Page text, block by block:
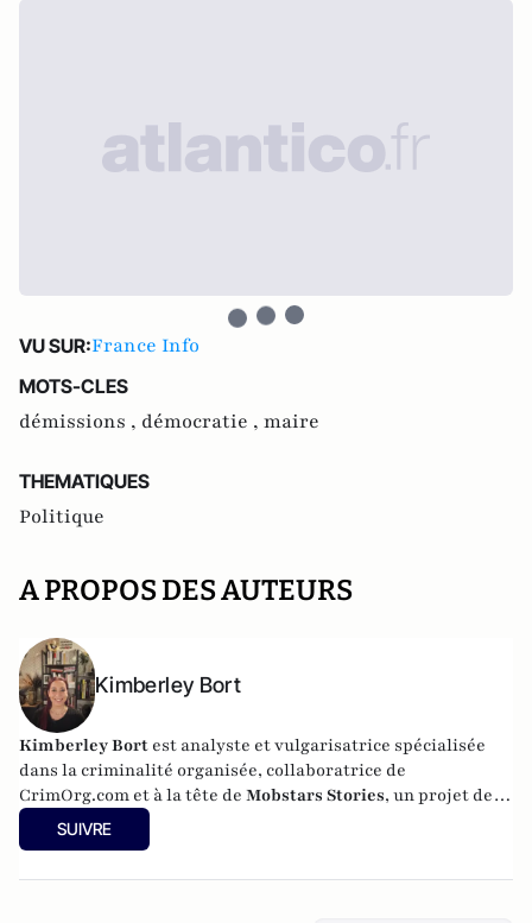
VU SUR:France Info
MOTS-CLES
démissions , démocratie , maire
THEMATIQUES
Politique
A PROPOS DES AUTEURS
Kimberley Bort
Kimberley Bort est analyste et vulgarisatrice spécialisée
dans la criminalité organisée, collaboratrice de
CrimOrg.com et à la tête de Mobstars Stories, un projet de
contenus sur les réseaux sociaux qui explore les
dynamiques du crime organisé et ses représentations.
SUIVRE